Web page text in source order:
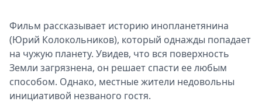
Фильм рассказывает историю инопланетянина
(Юрий Колокольников), который однажды попадает
на чужую планету. Увидев, что вся поверхность
Земли загрязнена, он решает спасти ее любым
способом. Однако, местные жители недовольны
инициативой незваного гостя.